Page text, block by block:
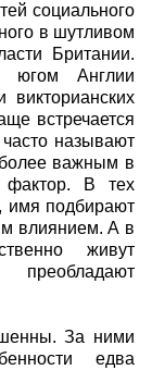
социального
в шутливом
Британии.
югом Англии
викторианских
встречается
называют
важным в
фактор. В тех
имя подбирают
влиянием. А в
живут
За ними
едва